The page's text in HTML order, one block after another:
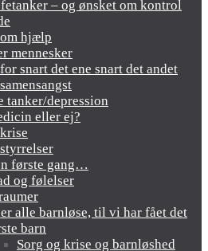
– og ønsket om kontrol
hjælp
mennesker
snart det ene snart det andet
tanker/depression
eller ej?
første gang…
og følelser
alle barnløse, til vi har fået det
barn
Sorg og krise og barnløshed